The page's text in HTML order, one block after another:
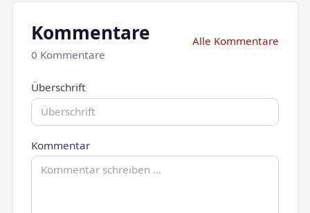
Kommentare
0 Kommentare
Alle Kommentare
Überschrift
Kommentar